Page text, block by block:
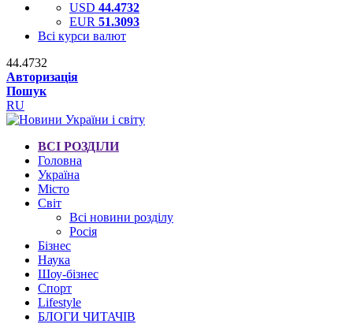
USD 44.4732
EUR 51.3093
Всі курси валют
44.4732
Авторизація
Пошук
RU
ВСІ РОЗДІЛИ
Головна
Україна
Місто
Світ
Всі новини розділу
Росія
Бізнес
Наука
Шоу-бізнес
Спорт
Lifestyle
БЛОГИ ЧИТАЧІВ